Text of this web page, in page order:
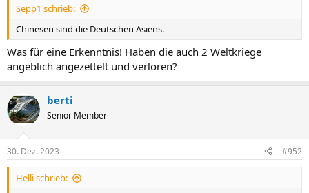
Sepp1 schrieb:
Chinesen sind die Deutschen Asiens.
Was für eine Erkenntnis! Haben die auch 2 Weltkriege
angeblich angezettelt und verloren?
berti
Senior Member
30. Dez. 2023 #952
Helli schrieb: